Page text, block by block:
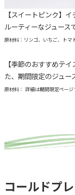
【スイートピンク】
ルーティーなジュース
原材料：リンゴ、いちご、トマ
【季節のおすすめテ
た、期間限定のジュー
原材料： 詳細は期間限定ページ
コールドプ